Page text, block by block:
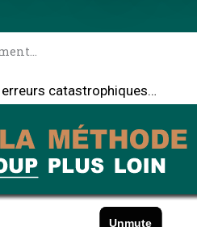
catastrophiques…